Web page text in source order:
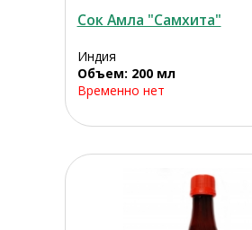
Сок Амла "Самхита"
Индия
Объем: 200 мл
Временно нет